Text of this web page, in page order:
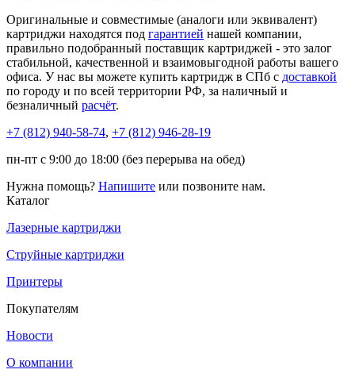
Оригинальные и совместимые (аналоги или эквивалент)
картриджи находятся под гарантией нашей компании,
правильно подобранный поставщик картриджей - это залог
стабильной, качественной и взаимовыгодной работы вашего
офиса. У нас вы можете купить картридж в СПб с доставкой
по городу и по всей территории РФ, за наличный и
безналичный расчёт.
+7 (812) 940-58-74, +7 (812) 946-28-19
пн-пт с 9:00 до 18:00 (без перерыва на обед)
Нужна помощь? Напишите или позвоните нам.
Каталог
Лазерные картриджи
Струйные картриджи
Принтеры
Покупателям
Новости
О компании